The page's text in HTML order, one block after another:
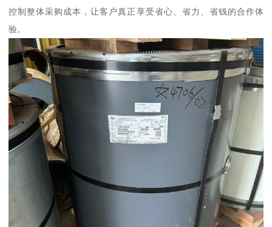
控制整体采购成本，让客户真正享受省心、省力、省钱的合作体
验。